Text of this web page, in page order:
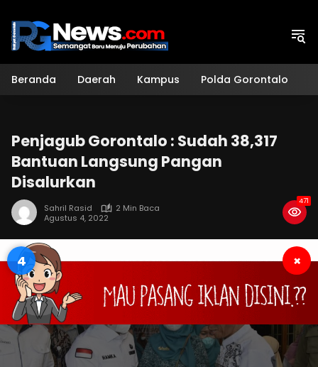
konten
Beranda Daerah Kampus Polda Gorontalo
Penjagub Gorontalo : Sudah 38,317
Bantuan Langsung Pangan
Disalurkan
Sahril Rasid
2 Min Baca
Agustus 4, 2022
471
3 ×